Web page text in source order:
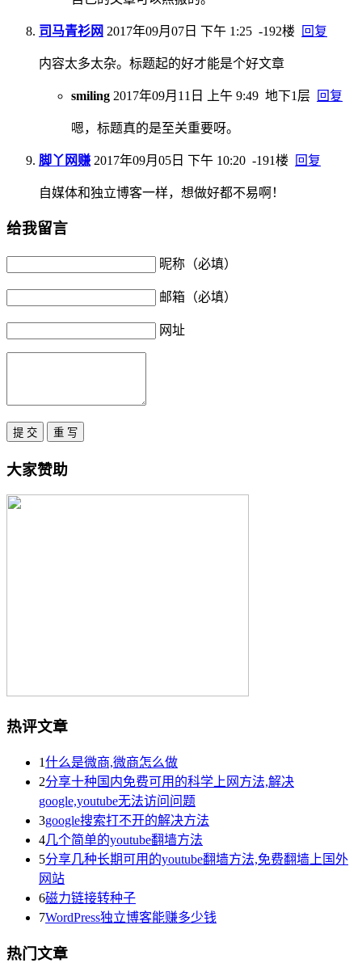
司马青衫网 2017年09月07日 下午 1:25 -192楼 回复
内容太多太杂。标题起的好才能是个好文章
smiling 2017年09月11日 上午 9:49 地下1层 回复
嗯，标题真的是至关重要呀。
脚丫网赚 2017年09月05日 下午 10:20 -191楼 回复
自媒体和独立博客一样，想做好都不易啊！
给我留言
昵称（必填）
邮箱（必填）
网址
大家赞助
热评文章
1什么是微商,微商怎么做
2分享十种国内免费可用的科学上网方法,解决
google,youtube无法访问问题
3google搜索打不开的解决方法
4几个简单的youtube翻墙方法
5分享几种长期可用的youtube翻墙方法,免费翻墙上国外
网站
6磁力链接转种子
7WordPress独立博客能赚多少钱
热门文章